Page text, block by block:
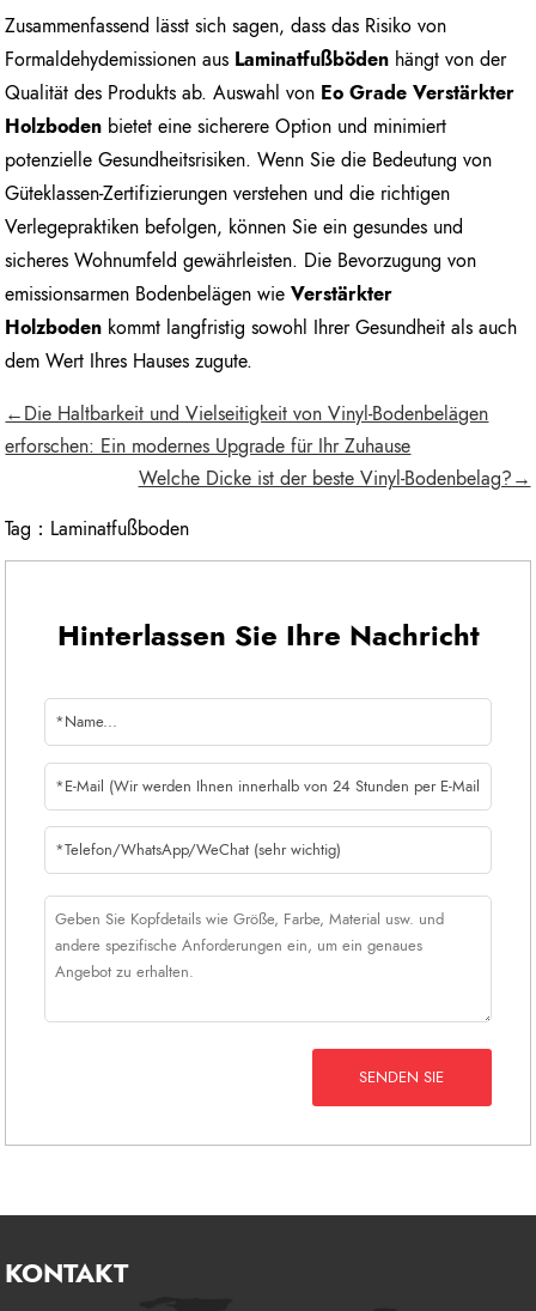
Zusammenfassend lässt sich sagen, dass das Risiko von
Formaldehydemissionen aus Laminatfußböden hängt von der
Qualität des Produkts ab. Auswahl von Eo Grade Verstärkter
Holzboden bietet eine sicherere Option und minimiert
potenzielle Gesundheitsrisiken. Wenn Sie die Bedeutung von
Güteklassen-Zertifizierungen verstehen und die richtigen
Verlegepraktiken befolgen, können Sie ein gesundes und
sicheres Wohnumfeld gewährleisten. Die Bevorzugung von
emissionsarmen Bodenbelägen wieVerstärkter
Holzboden kommt langfristig sowohl Ihrer Gesundheit als auch
dem Wert Ihres Hauses zugute.
←Die Haltbarkeit und Vielseitigkeit von Vinyl-Bodenbelägen
erforschen: Ein modernes Upgrade für Ihr Zuhause
Welche Dicke ist der beste Vinyl-Bodenbelag?→
Tag： Laminatfußboden
Hinterlassen Sie Ihre Nachricht
SENDEN SIE
KONTAKT